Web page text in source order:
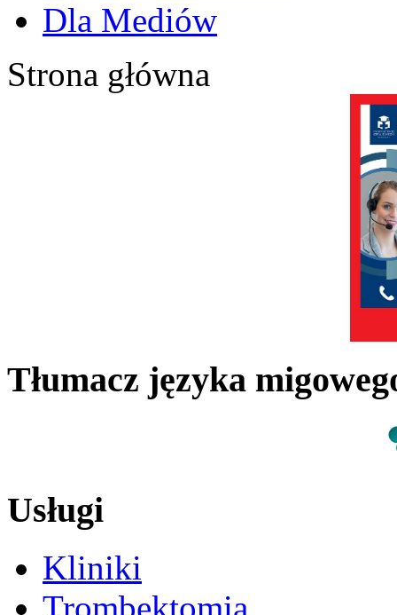
Dla Mediów
Strona główna
Tłumacz języka
Usługi
Kliniki
Trombektomia